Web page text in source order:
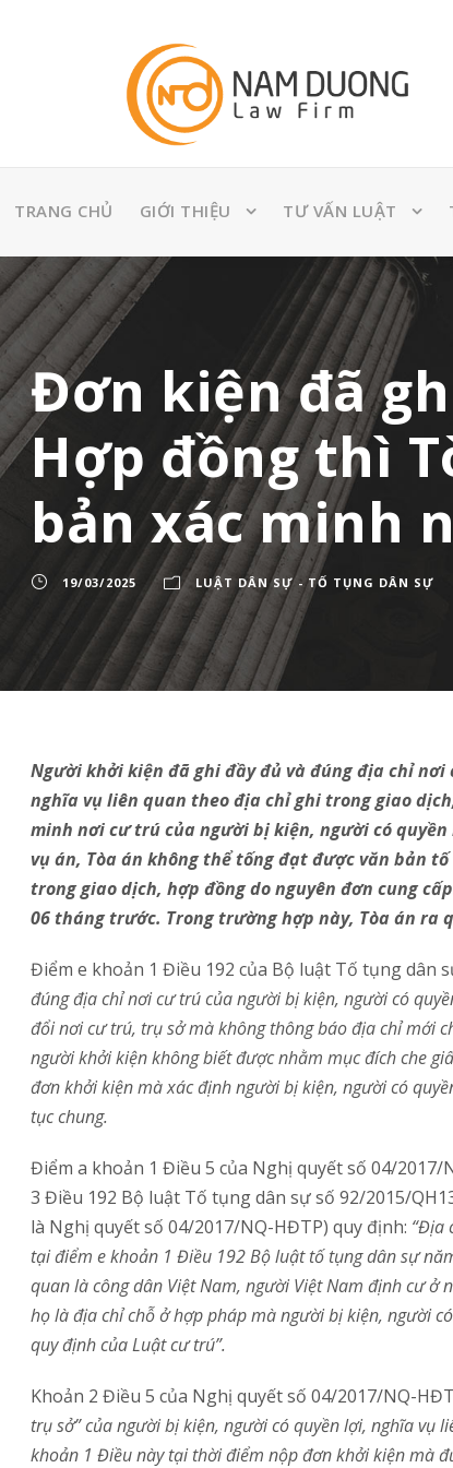
TRANG CHỦ GIỚI THIỆU TƯ VẤN LUẬT
Đơn kiện đã
Hợp đồng thì
bản xác minh
19/03/2025 LUẬT DÂN SỰ - TỐ TỤNG DÂN SỰ
Người khởi kiện đã ghi đầy đủ và đúng địa chỉ
nghĩa vụ liên quan theo địa chỉ ghi trong giao
minh nơi cư trú của người bị kiện, người có
vụ án, Tòa án không thể tống đạt được văn bản
trong giao dịch, hợp đồng do nguyên đơn cung
06 tháng trước. Trong trường hợp này, Tòa án ra
Điểm e khoản 1 Điều 192 của Bộ luật Tố tụng dân
đúng địa chỉ nơi cư trú của người bị kiện, người có
đổi nơi cư trú, trụ sở mà không thông báo địa chỉmới
người khởi kiện không biết được nhằm mục đích che
đơn khởi kiện mà xác định người bị kiện, người có
tục chung.
Điểm a khoản 1 Điều 5 của Nghị quyết số 04/2017/
3 Điều 192 Bộ luật Tố tụng dân sự số 92/2015/
là Nghị quyết số 04/2017/NQ-HĐTP) quy định: “Địa
tạiđiểm e khoản 1 Điều 192 Bộ luật tố tụng dân sự
quan là công dân Việt Nam, người Việt Nam định cư ở
họ là địa chỉ chỗ ở hợp pháp mà người bị kiện, người
quy định của Luật cư trú”.
Khoản 2 Điều 5 của Nghị quyết số 04/2017/NQ-
trụ sở” của người bị kiện, người có quyền lợi, nghĩa vụ
khoản 1 Điều này tại thời điểm nộp đơn khởi kiện mà